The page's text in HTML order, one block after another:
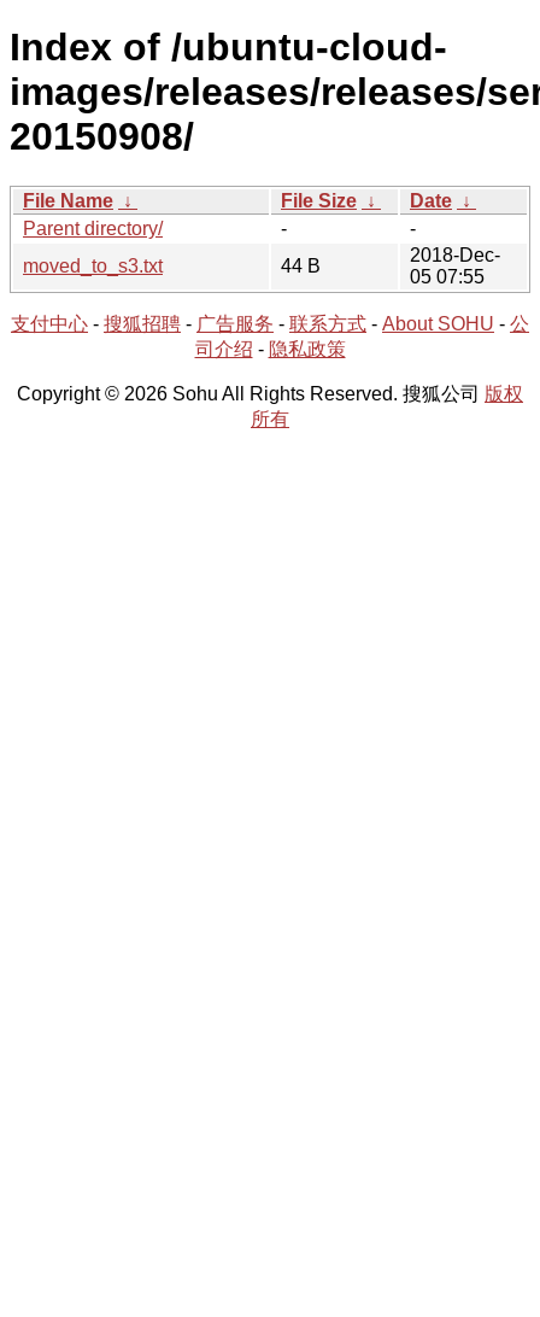
Index of /ubuntu-cloud-
images/releases/releases/
20150908/
File Name ↓ File Size ↓ Date ↓
Parent directory/
-
-
moved_to_s3.txt
44 B
2018-Dec-
05 07:55
支付中心 - 搜狐招聘 - 广告服务 - 联系方式 - About SOHU - 公
司介绍 - 隐私政策
Copyright © 2026 Sohu All Rights Reserved. 搜狐公司 版权
所有